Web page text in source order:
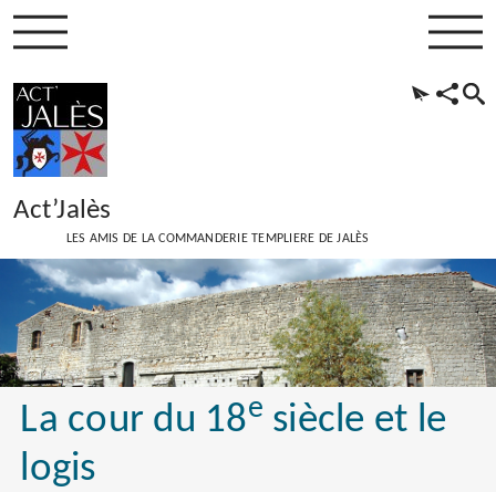
Act’Jalès
LES AMIS DE LA COMMANDERIE TEMPLIERE DE JALÈS
La cour du 18e siècle et le
logis